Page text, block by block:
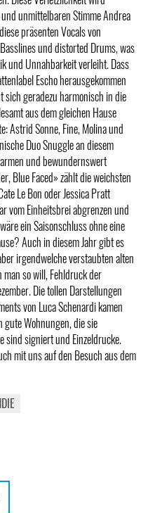
unmittelbaren Stimme Andrea
präsenten Vocals von
und distorted Drums, was
und Unnahbarkeit verleiht. Dass
Escho herausgekommen
sich geradezu harmonisch in die
aus dem gleichen Hause
Astrid Sonne, Fine, Molina und
Duo Snuggle an diesem
und bewundernswert
Blue Faced» zählt die weichsten
Le Bon oder Jessica Pratt
vom Einheitsbrei abgrenzen und
ein Saisonschluss ohne eine
Auch in diesem Jahr gibt es
irgendwelche verstaubten alten
so will, Fehldruck der
Die tollen Darstellungen
von Luca Schenardi kamen
Wohnungen, die sie
sind signiert und Einzeldrucke.
mit uns auf den Besuch aus dem